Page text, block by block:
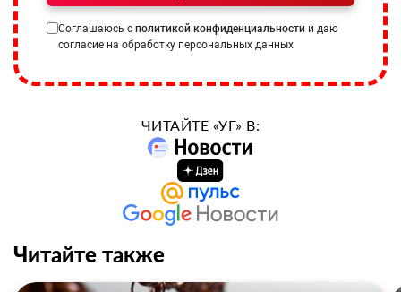
Соглашаюсь с политикой конфиденциальности и даю
согласие на обработку персональных данных
ЧИТАЙТЕ «УГ» В:
Читайте также